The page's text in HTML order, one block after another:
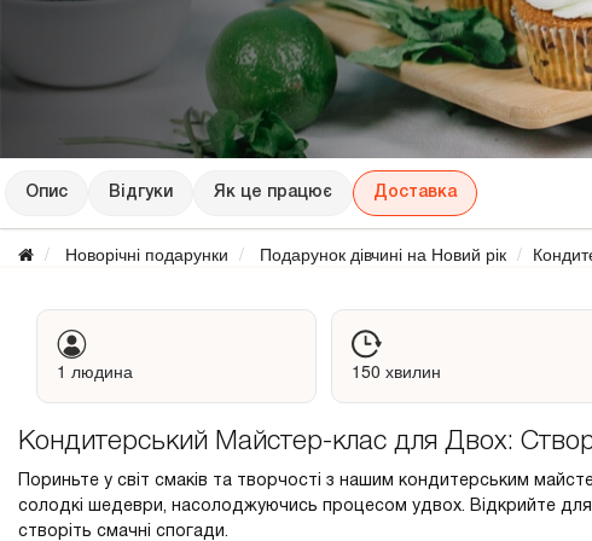
Опис Відгуки Як це працює Доставка
Новорічні подарунки Подарунок дівчині на Новий рік
1 людина 150 хвилин
Кондитерський Майстер-клас для Двох:
Пориньте у світ смаків та творчості з нашим кондитерським
солодкі шедеври, насолоджуючись процесом удвох. Відкрийте для
створіть смачні спогади.